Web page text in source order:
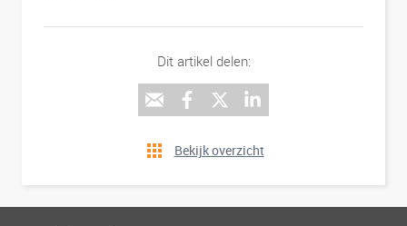
Dit artikel delen:
Bekijk overzicht